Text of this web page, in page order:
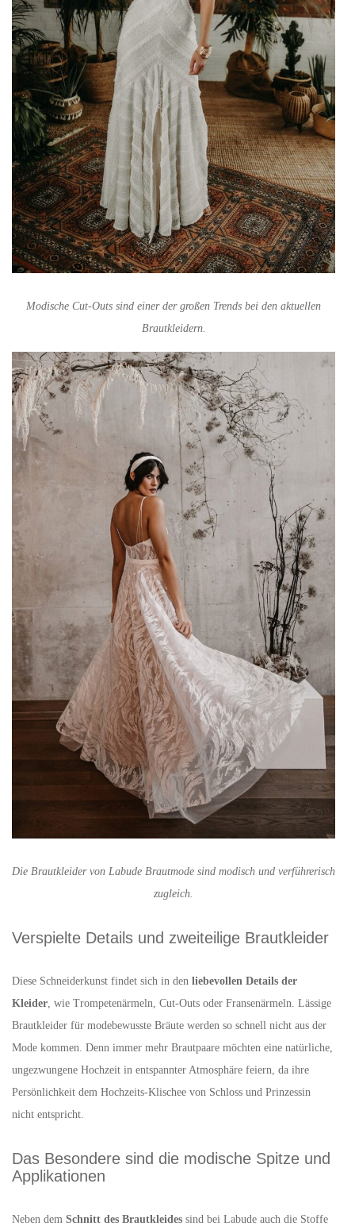
Modische Cut-Outs sind einer der großen Trends bei den aktuellen
Brautkleidern.
Die Brautkleider von Labude Brautmode sind modisch und verführerisch
zugleich.
Verspielte Details und zweiteilige Brautkleider
Diese Schneiderkunst findet sich in den liebevollen Details der
Kleider , wie Trompetenärmeln, Cut-Outs oder Fransenärmeln. Lässige
Brautkleider für modebewusste Bräute werden so schnell nicht aus der
Mode kommen. Denn immer mehr Brautpaare möchten eine natürliche,
ungezwungene Hochzeit in entspannter Atmosphäre feiern, da ihre
Persönlichkeit dem Hochzeits-Klischee von Schloss und Prinzessin
nicht entspricht.
Das Besondere sind die modische Spitze und
Applikationen
Neben dem Schnitt des Brautkleides sind bei Labude auch die Stoffe